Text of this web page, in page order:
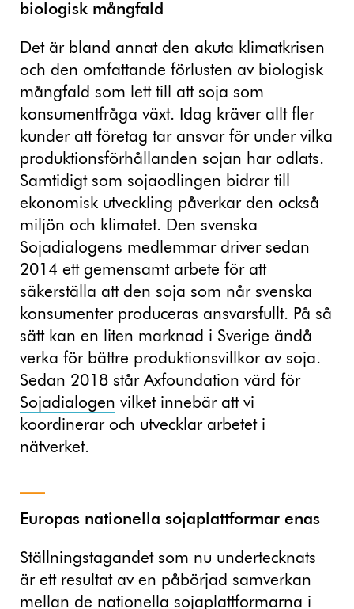
biologisk mångfald
Det är bland annat den akuta klimatkrisen
och den omfattande förlusten av biologisk
mångfald som lett till att soja som
konsumentfråga växt. Idag kräver allt fler
kunder att företag tar ansvar för under vilka
produktionsförhållanden sojan har odlats.
Samtidigt som sojaodlingen bidrar till
ekonomisk utveckling påverkar den också
miljön och klimatet. Den svenska
Sojadialogens medlemmar driver sedan
2014 ett gemensamt arbete för att
säkerställa att den soja som når svenska
konsumenter produceras ansvarsfullt. På så
sätt kan en liten marknad i Sverige ändå
verka för bättre produktionsvillkor av soja.
Sedan 2018 står Axfoundation värd för
Sojadialogen vilket innebär att vi
koordinerar och utvecklar arbetet i
nätverket.
Europas nationella sojaplattformar enas
Ställningstagandet som nu undertecknats
är ett resultat av en påbörjad samverkan
mellan de nationella sojaplattformarna i